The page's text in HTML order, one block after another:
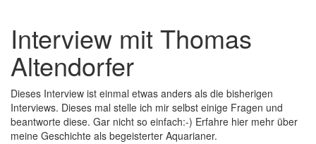
Interview mit Thomas
Altendorfer
Dieses Interview ist einmal etwas anders als die bisherigen
Interviews. Dieses mal stelle ich mir selbst einige Fragen und
beantworte diese. Gar nicht so einfach:-) Erfahre hier mehr über
meine Geschichte als begeisterter Aquarianer.